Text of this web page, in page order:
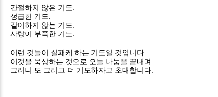
간절하지 않은 기도.
성급한 기도.
같이하지 않는 기도.
사랑이 부족한 기도.
이런 것들이 실패케 하는 기도일 것입니다.
이것을 묵상하는 것으로 오늘 나눔을 끝내며
그러니 또 그리고 더 기도하자고 초대합니다.